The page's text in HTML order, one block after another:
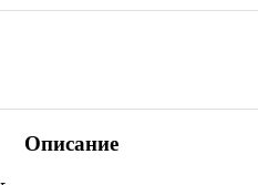
Описание